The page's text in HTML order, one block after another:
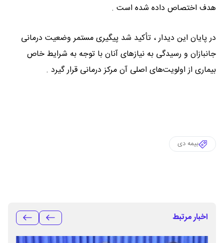
هدف اختصاص داده شده است .
در پایان این دیدار ، تأکید شد پیگیری مستمر وضعیت درمانی
جانبازان و رسیدگی به نیازهای آنان با توجه به شرایط خاص
بیماری از اولویت‌های اصلی آن مرکز درمانی قرار گیرد .
بیمه دی
اخبار مرتبط